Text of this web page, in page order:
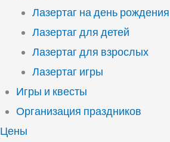
Лазертаг на день рождения
Лазертаг для детей
Лазертаг для взрослых
Лазертаг игры
Игры и квесты
Организация праздников
Цены